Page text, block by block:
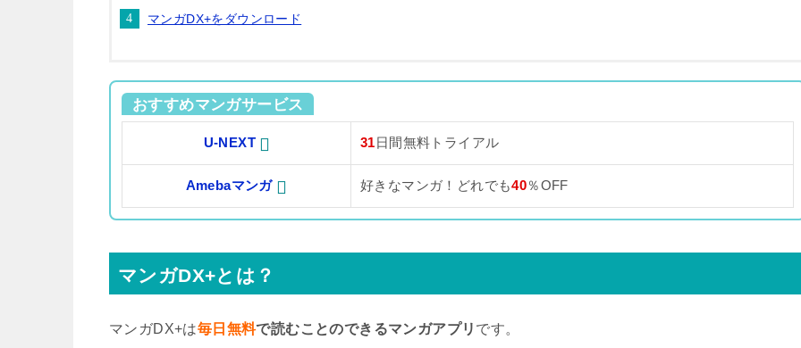
マンガDX+をダウンロード
おすすめマンガサービス
U-NEXT 31 日間無料トライアル
Amebaマンガ 好きなマンガ！どれでも40％OFF
マンガDX+とは？
マンガDX+は毎日無料で読むことのできるマンガアプリ です。